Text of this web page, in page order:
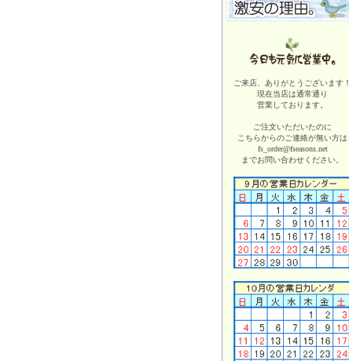
ご来店、ありがとうございます！
現在当店は通常通り
営業しております。
ご注文いただいたのに
こちらからのご連絡が無い方は
fs_order@fseasons.net
までお問い合わせください。